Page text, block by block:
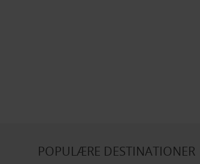
POPULÆRE DESTINATIONER